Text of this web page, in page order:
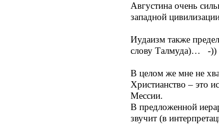
Августина очень
западной
Иудаизм также
слову Талмуда)… -))
В целом же мне не
Христианство – это
Мессии.
В предложенной
звучит (в